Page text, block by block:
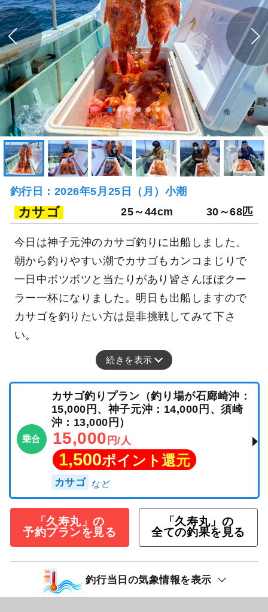
釣行日：2026年5月25日（月）小潮
カサゴ 25～44cm 30～68匹
今日は神子元沖のカサゴ釣りに出船しました。
朝から釣りやすい潮でカサゴもカンコまじりで
一日中ボツボツと当たりがあり皆さんほぼクー
ラー一杯になりました。明日も出船しますので
カサゴを釣りたい方は是非挑戦してみて下さ
い。
続きを表示
乗合
カサゴ釣りプラン（釣り場が石廊崎沖：
15,000円、神子元沖：14,000円、須崎
沖：13,000円）
15,000 円/人
1,500ポイント還元
カサゴ
「久寿丸」の
予約プランを見る
「久寿丸」の
全ての釣果を見る
釣行当日の気象情報を表示